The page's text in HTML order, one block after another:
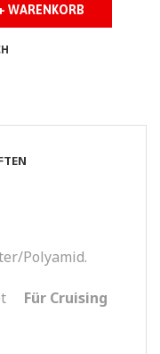
WARENKORB
Polyamid.
Für Cruising